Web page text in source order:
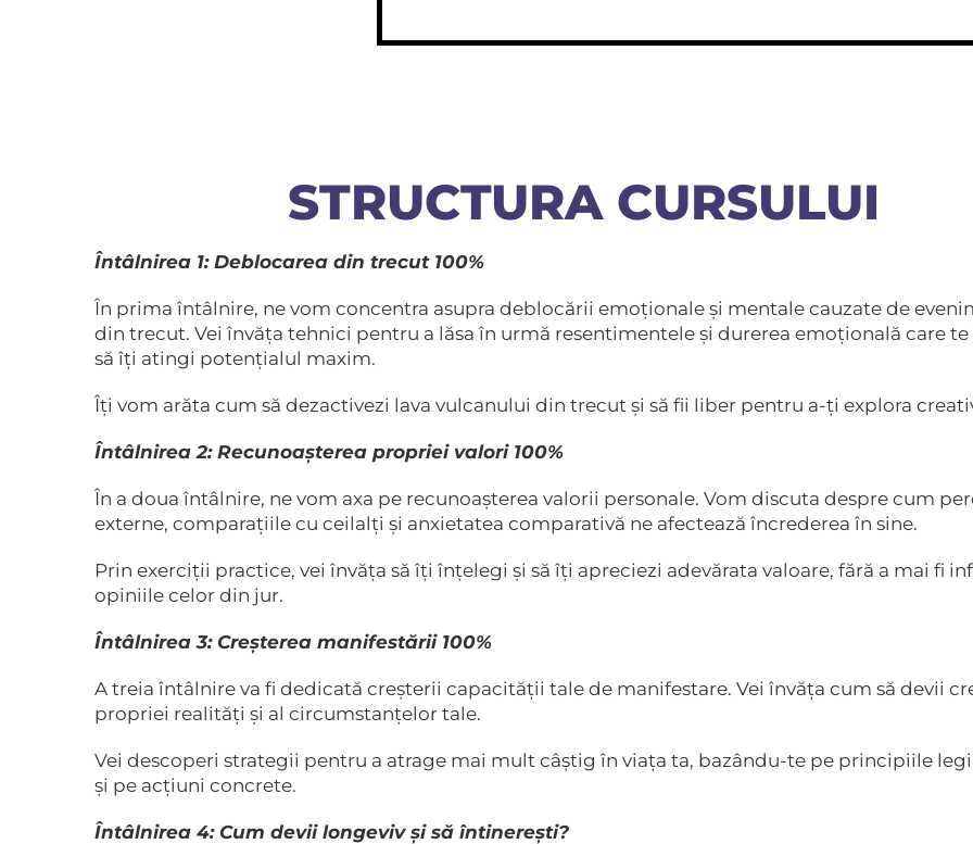
STRUCTURA CURSULUI
Întâlnirea 1: Deblocarea din trecut 100%
În prima întâlnire, ne vom concentra asupra deblocării emoționale și mentale cauzate de
din trecut. Vei învăța tehnici pentru a lăsa în urmă resentimentele și durerea emoțională care
să îți atingi potențialul maxim.
Îți vom arăta cum să dezactivezi lava vulcanului din trecut și să fii liber pentru a-ți explora
Întâlnirea 2: Recunoașterea propriei valori 100%
În a doua întâlnire, ne vom axa pe recunoașterea valorii personale. Vom discuta despre cum
externe, comparațiile cu ceilalți și anxietatea comparativă ne afectează încrederea în sine.
Prin exerciții practice, vei învăța să îți înțelegi și să îți apreciezi adevărata valoare, fără a mai fi
opiniile celor din jur.
Întâlnirea 3: Creșterea manifestării 100%
A treia întâlnire va fi dedicată creșterii capacității tale de manifestare. Vei învăța cum să devii
propriei realități și al circumstanțelor tale.
Vei descoperi strategii pentru a atrage mai mult câștig în viața ta, bazându-te pe principiile
și pe acțiuni concrete.
Întâlnirea 4: Cum devii longeviv și să întinerești?